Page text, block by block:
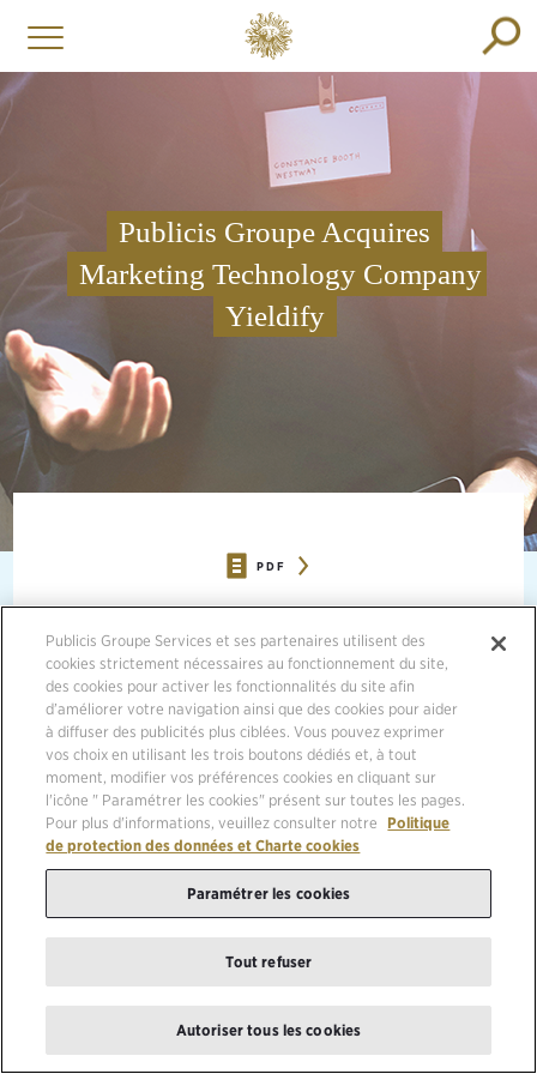
Publicis Groupe Acquires
Marketing Technology Company
Yieldify
PDF
YIELDIFY DELIVERS WEBSITE PERSONALIZATION FOR
SMALL BUSINESS AND ENTERPRISE-LEVEL BRANDS
ACQUISITION WILL EXTEND THE REACH OF EPSILON’S
ENTERPRISE-LEVEL SOLUTIONS TO CLIENTS IN THE MID-
MARKET
Publicis Groupe (Euronext Paris FR0000130577, CAC 40), today
and service enable companies to better personalize consumers’
time based on a consumer's profile and stage in their purchase
Publicis Groupe Services et ses partenaires utilisent des
cookies strictement nécessaires au fonctionnement du site,
des cookies pour activer les fonctionnalités du site afin
d’améliorer votre navigation ainsi que des cookies pour aider
à diffuser des publicités plus ciblées. Vous pouvez exprimer
vos choix en utilisant les trois boutons dédiés et, à tout
moment, modifier vos préférences cookies en cliquant sur
l'icône " Paramétrer les cookies" présent sur toutes les pages.
Pour plus d'informations, veuillez consulter notre
Politique
de protection des données et Charte cookies
Paramétrer les cookies
Tout refuser
Autoriser tous les cookies